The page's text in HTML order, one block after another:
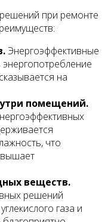
при ремонте
Энергоэффективные
на
помещений.
что
веществ.
решений
газа и